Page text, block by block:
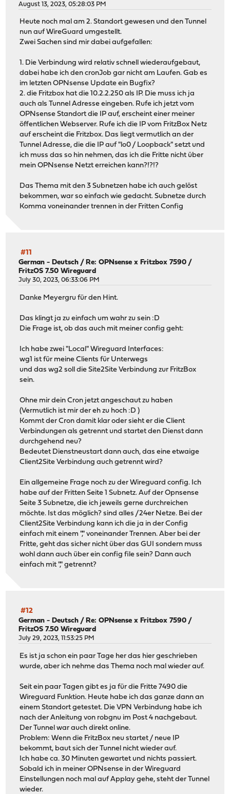
August 13, 2023, 05:28:03 PM
Heute noch mal am 2. Standort gewesen und den Tunnel
nun auf WireGuard umgestellt.
Zwei Sachen sind mir dabei aufgefallen:
1. Die Verbindung wird relativ schnell wiederaufgebaut,
dabei habe ich den cronJob gar nicht am Laufen. Gab es
im letzten OPNsense Update ein Bugfix?
2. die Fritzbox hat die 10.2.2.250 als IP. Die muss ich ja
auch als Tunnel Adresse eingeben. Rufe ich jetzt vom
OPNsense Standort die IP auf, erscheint einer meiner
öffentlichen Webserver. Rufe ich die IP vom FritzBox Netz
auf erscheint die Fritzbox. Das liegt vermutlich an der
Tunnel Adresse, die die IP auf "lo0 / Loopback" setzt und
ich muss das so hin nehmen, das ich die Fritte nicht über
mein OPNsense Netzt erreichen kann?!?!?
Das Thema mit den 3 Subnetzen habe ich auch gelöst
bekommen, war so einfach wie gedacht. Subnetze durch
Komma voneinander trennen in der Fritten Config
#11
German - Deutsch /Re: OPNsense x Fritzbox 7590 /
FritzOS 7.50 Wireguard
July 30, 2023, 06:33:06 PM
Danke Meyergru für den Hint.
Das klingt ja zu einfach um wahr zu sein :D
Die Frage ist, ob das auch mit meiner config geht:
Ich habe zwei "Local" Wireguard Interfaces:
wg1 ist für meine Clients für Unterwegs
und das wg2 soll die Site2Site Verbindung zur FritzBox
sein.
Ohne mir dein Cron jetzt angeschaut zu haben
(Vermutlich ist mir der eh zu hoch :D )
Kommt der Cron damit klar oder sieht er die Client
Verbindungen als getrennt und startet den Dienst dann
durchgehend neu?
Bedeutet Dienstneustart dann auch, das eine etwaige
Client2Site Verbindung auch getrennt wird?
Ein allgemeine Frage noch zu der Wireguard config. Ich
habe auf der Fritten Seite 1 Subnetz. Auf der Opnsense
Seite 3 Subnetze, die ich jeweils gerne durchreichen
möchte. Ist das möglich? sind alles /24er Netze. Bei der
Client2Site Verbindung kann ich die ja in der Config
einfach mit einem "," voneinander Trennen. Aber bei der
Fritte, geht das sicher nicht über das GUI sondern muss
wohl dann auch über ein config file sein? Dann auch
einfach mit "," getrennt?
#12
German - Deutsch /Re: OPNsense x Fritzbox 7590 /
FritzOS 7.50 Wireguard
July 29, 2023, 11:53:25 PM
Es ist ja schon ein paar Tage her das hier geschrieben
wurde, aber ich nehme das Thema noch mal wieder auf.
Seit ein paar Tagen gibt es ja für die Fritte 7490 die
Wireguard Funktion. Heute habe ich das ganze dann an
einem Standort getestet. Die VPN Verbindung habe ich
nach der Anleitung von robgnu im Post 4 nachgebaut.
Der Tunnel war auch direkt online.
Problem: Wenn die FritzBox neu startet / neue IP
bekommt, baut sich der Tunnel nicht wieder auf.
Ich habe ca. 30 Minuten gewartet und nichts passiert.
Sobald ich in meiner OPNsense in der Wireguard
Einstellungen noch mal auf Applay gehe, steht der Tunnel
wieder.